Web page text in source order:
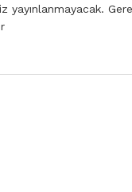
yayınlanmayacak.